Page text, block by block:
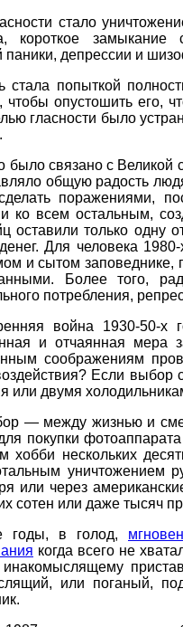
стало
короткое замыкание
паники, депрессии и
стала попыткой
чтобы опустошить его,
гласности было
было связано с
общую радость
поражениями,
ко всем остальным,
оставили только одну
Для человека
и сытом заповеднике,
Более того,
потребления,
война 1930-50-
и отчаянная мера
соображениям
Если выбор
или двумя
— между жизнью и
покупки
хобби нескольких
уничтожением
или через
сотен или даже тысяч
годы, в голод,
когда всего не
или поганый,